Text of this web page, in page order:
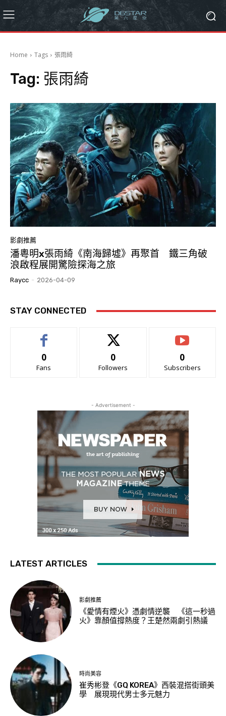
Home Tags 張雨綺
Tag: 張雨綺
影劇推薦
潘粵明x張雨綺《南海歸墟》再聚首 鐵三角破
浪啟程展開驚險探海之旅
Raycc - 2026-04-09
STAY CONNECTED
0
Fans
0
Followers
0
Subscribers
- Advertisement -
LATEST ARTICLES
影劇推薦
《愛情有煙火》憑劇情逆襲 《這一秒過
火》靠顏值撐熱度？王楚然兩劇引熱議
時尚美容
崔秀彬登《GQ KOREA》西裝混搭街頭美
學 展現現代男士多元魅力